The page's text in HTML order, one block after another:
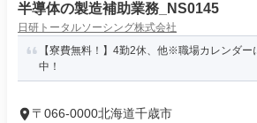
半導体の製造補助業務_NS0145
日研トータルソーシング株式会社
【寮費無料！】4勤2休、他※職場カレンダー
中！
〒066-0000北海道千歳市